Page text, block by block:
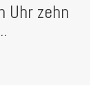
Uhr zehn